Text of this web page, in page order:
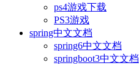
ps4游戏下载
PS3游戏
spring中文文档
spring6中文文档
springboot3中文文档